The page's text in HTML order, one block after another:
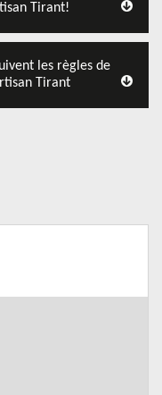
Tirant!
les règles de
Tirant